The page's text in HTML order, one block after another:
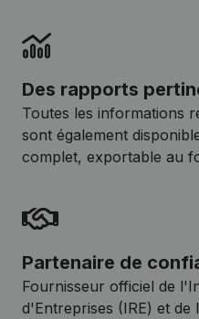
Des rapports
Toutes les informations
sont également
complet, exportable au
Partenaire de
Fournisseur officiel de
d'Entreprises (IRE) et de